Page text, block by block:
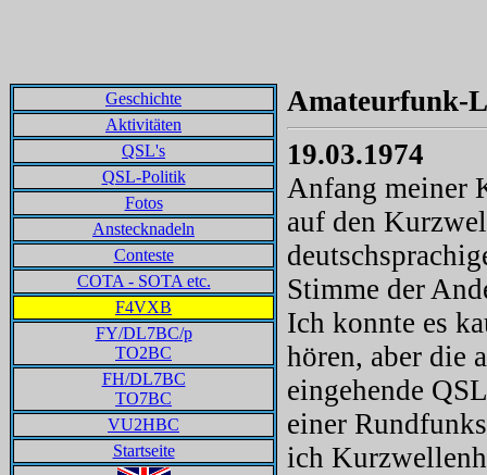
Geschichte
Aktivitäten
QSL's
QSL-Politik
Fotos
Anstecknadeln
Conteste
COTA - SOTA etc.
F4VXB
FY/DL7BC/p
TO2BC
FH/DL7BC
TO7BC
VU2HBC
Startseite
Amateurfunk-
19.03.1974
Anfang meiner
auf den
Stimme der
Ich konnte es
hören, aber die
eingehende
einer
ich